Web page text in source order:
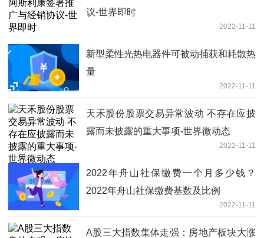
议-世界即时
2022-11-11
新型柔性光热电器件可被动捕获和耗散热
量
2022-11-11
天禾股份股票交易异常波动 不存在应披
露而未披露的重大事项-世界微动态
2022-11-11
2022年舟山社保缴费一个月多少钱？
2022年舟山社保缴费基数及比例
2022-11-11
A股三大指数集体走强：房地产板块大涨